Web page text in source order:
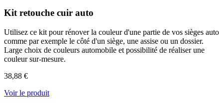
Kit retouche cuir auto
Utilisez ce kit pour rénover la couleur d'une partie de vos sièges auto
comme par exemple le côté d'un siège, une assise ou un dossier.
Large choix de couleurs automobile et possibilité de réaliser une
couleur sur-mesure.
38,88 €
Voir le produit